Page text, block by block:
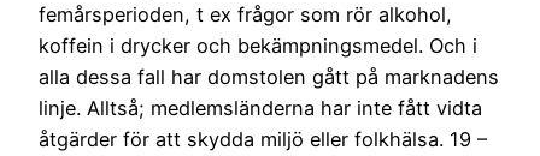
femårsperioden, t ex frågor som rör alkohol,
koffein i drycker och bekämpningsmedel. Och i
alla dessa fall har domstolen gått på marknadens
linje. Alltså; medlemsländerna har inte fått vidta
åtgärder för att skydda miljö eller folkhälsa. 19 –